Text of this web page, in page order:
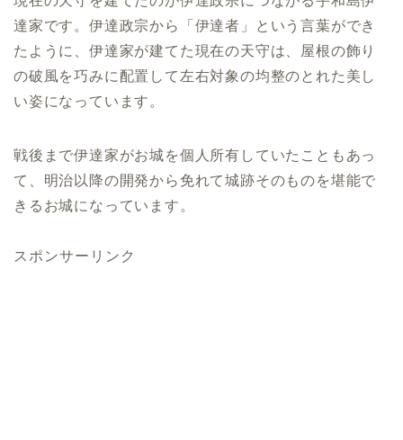
達家です。伊達政宗から「伊達者」という言葉ができ
たように、伊達家が建てた現在の天守は、屋根の飾り
の破風を巧みに配置して左右対象の均整のとれた美し
い姿になっています。
戦後まで伊達家がお城を個人所有していたこともあっ
て、明治以降の開発から免れて城跡そのものを堪能で
きるお城になっています。
スポンサーリンク